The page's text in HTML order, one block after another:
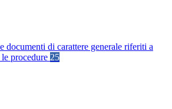
documenti di carattere generale riferiti a
procedure 25